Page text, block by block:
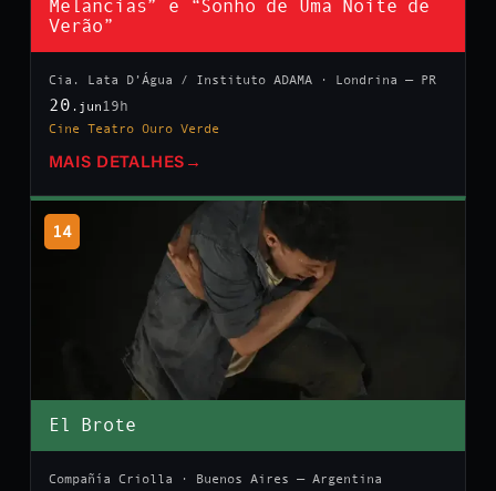
Melancias” e “Sonho de Uma Noite de
Verão”
Cia. Lata D’Água / Instituto ADAMA · Londrina — PR
20 .jun 19h
Cine Teatro Ouro Verde
MAIS DETALHES →
14
El Brote
Compañía Criolla · Buenos Aires — Argentina